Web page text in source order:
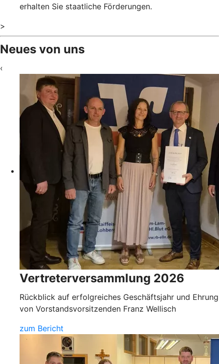
erhalten Sie staatliche Förderungen.
>
Neues von uns
‹
Vertreterversammlung 2026
Rückblick auf erfolgreiches Geschäftsjahr und Ehrung
von Vorstandsvorsitzenden Franz Wellisch
zum Bericht